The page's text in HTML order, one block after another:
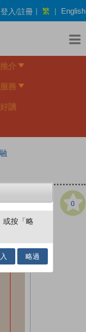
登入/註冊 | 繁 | English
介
務
讀
0
或按「略
略過